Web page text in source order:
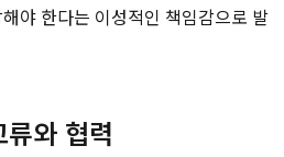
야 한다는 이성적인 책임감으로 발
와 협력